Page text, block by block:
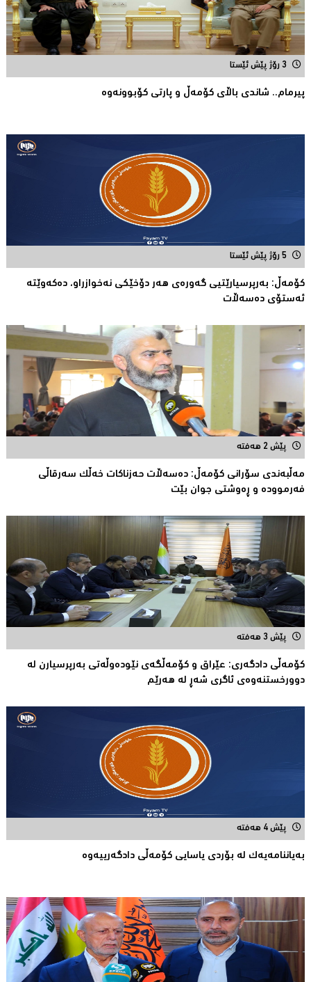
3 رۆژ پێش ئێستا
پیرمام.. شاندی باڵای كۆمه‌ڵ و پارتی كۆبوونه‌وه‌
5 رۆژ پێش ئێستا
كۆمەڵ: بەرپرسیارێتیی گەورەی هەر دۆخێکی نەخوازراو، دەكەوێتە
ئەستۆی دەسەڵات
پێش 2 هەفتە
مەڵبەندى سۆرانى کۆمەڵ: دەسەڵات حەزناکات خەڵک سەرقاڵى
فەرموودە و ڕەوشتى جوان بێت
پێش 3 هەفتە
کۆمەڵى دادگەرى: عێراق و كۆمەڵگەی نێودەوڵەتی بەرپرسیارن لە
دوورخستنەوەى ئاگری شەڕ لە هەرێم
پێش 4 هەفتە
بەیاننامەیەک لە بۆردی یاسایی کۆمەڵی دادگەرییەوە